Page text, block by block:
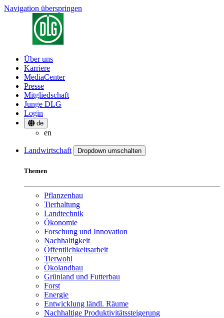
Navigation überspringen
Über uns
Karriere
MediaCenter
Presse
Mitgliedschaft
Junge DLG
Login
de
en
Landwirtschaft Dropdown umschalten
Themen
Pflanzenbau
Tierhaltung
Landtechnik
Ökonomie
Forschung und Innovation
Nachhaltigkeit
Öffentlichkeitsarbeit
Tierwohl
Ökolandbau
Grünland und Futterbau
Forst
Energie
Entwicklung ländl. Räume
Nachhaltige Produktivitätssteigerung